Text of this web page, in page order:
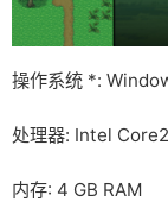
操作系统 *:
处理器: Intel
内存: 4 GB RAM